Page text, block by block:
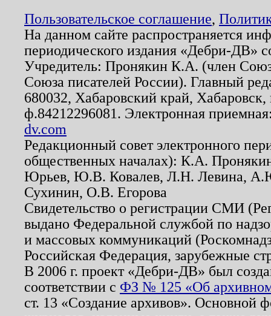
Пользовательское соглашение,
На данном сайте распространяется
периодического издания «Дебри-ДВ»
Учредитель: Пронякин К.А. (член
Союза писателей России). Главный
680032, Хабаровский край,
ф.84212296081. Электронная
dv.com
Редакционный совет электронного
общественных началах): К.А.
Юрьев, Ю.В. Ковалев, Л.Н. Левина,
Сухинин, О.В. Егорова
Свидетельство о регистрации СМИ
выдано Федеральной службой по
и массовых коммуникаций
Российская Федерация, зарубежные
В 2006 г. проект «Дебри-ДВ» был
соответствии с ФЗ № 125 «Об
ст. 13 «Создание архивов». Основной